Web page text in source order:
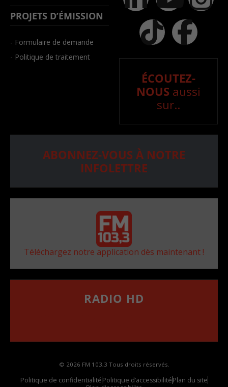
PROJETS D’ÉMISSION
- Formulaire de demande
- Politique de traitement
ÉCOUTEZ-
NOUS aussi
sur..
ABONNEZ-VOUS À NOTRE
INFOLETTRE
Téléchargez notre application dès maintenant !
RADIO HD
© 2026 FM 103,3 Tous droits réservés.
Politique de confidentialitéPolitique d’accessibilitéPlan du site